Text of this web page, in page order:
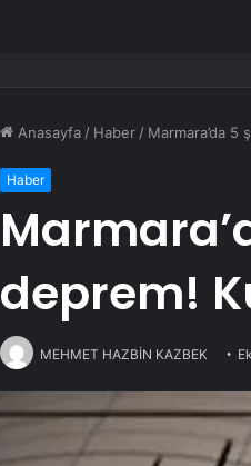
Anasayfa / Haber / Marmara’da
Haber
deprem!
MEHMET HAZBİN KAZBEK